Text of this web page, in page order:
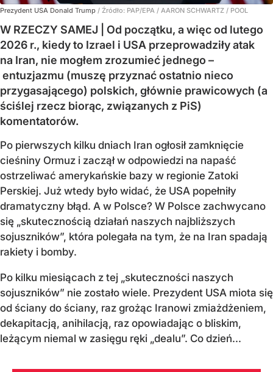
Prezydent USA Donald Trump / Źródło: PAP/EPA / AARON SCHWARTZ / POOL
W RZECZY SAMEJ | Od początku, a więc od lutego
2026 r., kiedy to Izrael i USA przeprowadziły atak
na Iran, nie mogłem zrozumieć jednego –
entuzjazmu (muszę przyznać ostatnio nieco
przygasającego) polskich, głównie prawicowych (a
ściślej rzecz biorąc, związanych z PiS)
komentatorów.
Po pierwszych kilku dniach Iran ogłosił zamknięcie
cieśniny Ormuz i zaczął w odpowiedzi na napaść
ostrzeliwać amerykańskie bazy w regionie Zatoki
Perskiej. Już wtedy było widać, że USA popełniły
dramatyczny błąd. A w Polsce? W Polsce zachwycano
się „skutecznością działań naszych najbliższych
sojuszników”, która polegała na tym, że na Iran spadają
rakiety i bomby.
Po kilku miesiącach z tej „skuteczności naszych
sojuszników” nie zostało wiele. Prezydent USA miota się
od ściany do ściany, raz grożąc Iranowi zmiażdżeniem,
dekapitacją, anihilacją, raz opowiadając o bliskim,
leżącym niemal w zasięgu ręki „dealu”. Co dzień...